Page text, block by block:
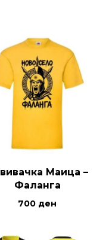
Маица –
Фаланга
700 ден